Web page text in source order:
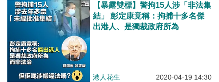
【暴露雙標】警拘15人涉「非法集
結」 彭定康竟稱：拘捕十多名傑
出港人、是獨裁政府所為
港人花生 2020-04-19 14:30